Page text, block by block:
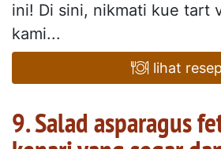
ini! Di sini, nikmati kue tart
kami...
lihat resep
9. Salad asparagus